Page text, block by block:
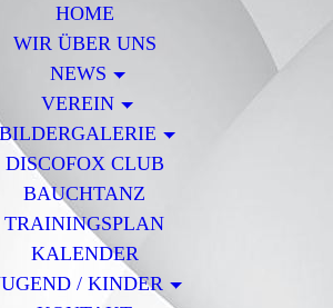
HOME
WIR ÜBER UNS
NEWS
VEREIN
BILDERGALERIE
DISCOFOX CLUB
BAUCHTANZ
TRAININGSPLAN
KALENDER
/ KINDER